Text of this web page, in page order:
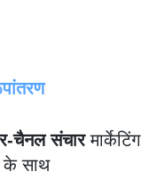
चैनल संचारमार्केटिंग
साथ